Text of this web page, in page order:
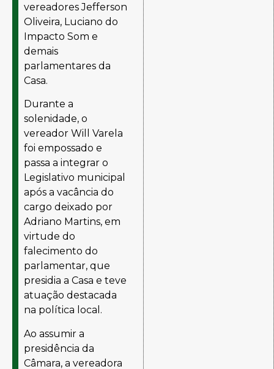
vereadores Jefferson
Oliveira, Luciano do
Impacto Som e
demais
parlamentares da
Casa.
Durante a
solenidade, o
vereador Will Varela
foi empossado e
passa a integrar o
Legislativo municipal
após a vacância do
cargo deixado por
Adriano Martins, em
virtude do
falecimento do
parlamentar, que
presidia a Casa e teve
atuação destacada
na política local.
Ao assumir a
presidência da
Câmara, a vereadora